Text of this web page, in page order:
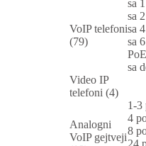
VoIP telefoni
(79)
sa
sa
sa
sa
sa
Video IP
telefoni (4)
Analogni
VoIP gejtveji
1-3
4
8